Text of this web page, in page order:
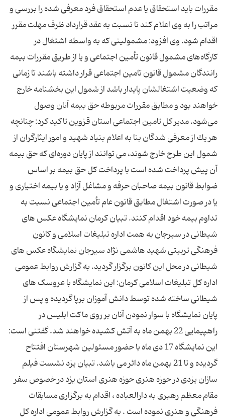
مقررات باید استحقاق یا عدم استحقاق فرد معرفی شده را بررسی و
مراتب را به وی اعلام كند نا نسبت به عقد قرارداد ظرف مهلت مقرر
اقدام شود. وی افزود: مشمولینی كه به واسطه اشتغال در
كارگاه‌های مشمول قانون تأمین اجتماعی و یا از طریق مقررات بیمه
رانندگان مشمول قانون تامین اجتماعی قرار داشته باشند تا زمانی
كه وضعیت اشتغالشان پایدار باشد از شمول این بخشنامه خارج
خواهند بود و مطابق مقررات مربوطه حق بیمه آنان وصول
می‌شود. مدیر كل تامین اجتماعی استان قزوین تاكید كرد: چنانچه
هر یك از معرفی شدگان بنا به اعلام بنیاد شهید و امور ایثارگران از
شمول این طرح خارج شوند، می توانند از پایان دوره‌ای كه حق بیمه
آن پیش پرداخت شده است با پرداخت كل حق بیمه بر اساس
ضوابط قانون بیمه صاحبان حرفه و مشاغل آزاد و یا بیمه اختیاری و
یا در صورت اشتغال مطابق قانون عام تأمین اجتماعی نسبت به
تداوم بیمه خود اقدام كنند. تبیان كرمان نمایشگاه عکس های
شیطانی در سیرجان به همت اداره تبلیغات اسلامی و کانون
فرهنگی تربیتی شهید هاشمی نژاد سیرجان نمایشگاه عکس های
شیطانی در محل این کانون برگزار گردید. به گزارش روابط عمومی
اداره كل تبلیغات اسلامی كرمان: این نمایشگاه با عروسک های
شیطانی ساخته شده توسط دانش آموزان برپا گردیده و پس از
پایان نمایشگاه با سوار نمودن آنان بر روی ماکت ابلیس در
راهپیمایی 22 بهمن ماه به آتش کشیده خواهند شد. گفتنی است:
این نمایشگاه 17 دی ماه با حضور مسئولین شهرستان افتتاح
گردیده و تا 21 بهمن ماه دائر می باشد. تبیان یزد نشست فیلم
سازان یزدی در حوزه هنری حوزه هنری استان یزد در خصوص سفر
مقام معظم رهبری به دارالعباده ، اقدام به برگزاری مسابقات
فرهنگی و هنری نموده است . به گزارش روابط عمومی اداره کل